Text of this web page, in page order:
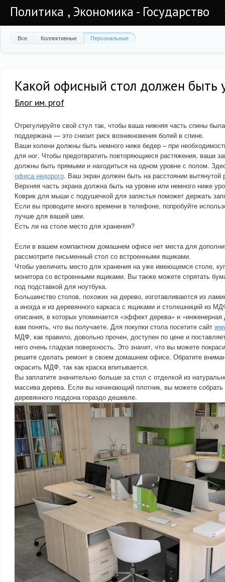
Политика , Экономика - Государство
Все Коллективные Персональные
Какой офисный стол должен быть
Блог им. prof
Отрегулируйте свой стул так, чтобы ваша нижняя часть спины
поддержана — это снизит риск возникновения болей в спине.
Ваши колени должны быть немного ниже бедер – при
для ног. Чтобы предотвратить повторяющиеся растяжения, ваши
должны быть прямыми и находиться на одном уровне с полом.
офиса недорого. Ваш экран должен быть на расстоянии вытянутой
Верхняя часть экрана должна быть на уровне или немного ниже
Коврик для мыши с подушечкой для запястья поможет держать
Если вы проводите много времени в телефоне, попробуйте
лучше для вашей шеи.
Есть ли на столе место для хранения?
Если в вашем компактном домашнем офисе нет места для
рассмотрите письменный стол со встроенными ящиками.
Чтобы увеличить место для хранения на уже имеющемся столе,
монитора со встроенными ящиками. Вы также можете спрятать
под подставкой для ноутбука.
Большинство столов, похожих на дерево, изготавливаются из
а иногда и из деревянного каркаса с ящиками и столешницей из
описания, в которых упоминается «эффект дерева» и
вам понять, что вы получаете. Для покупки стола посетите сайт
МДФ, как правило, довольно прочен, доступен по цене и
него очень гладкая поверхность. Это значит, что вы можете
решите сделать ремонт в своем домашнем офисе. Обратите
окрасить МДФ, так как краска впитывается.
Вы заплатите значительно больше за стол с отделкой из
массива дерева. Если вы начинающий плотник, вы можете собрать
деревянного поддона гораздо дешевле.